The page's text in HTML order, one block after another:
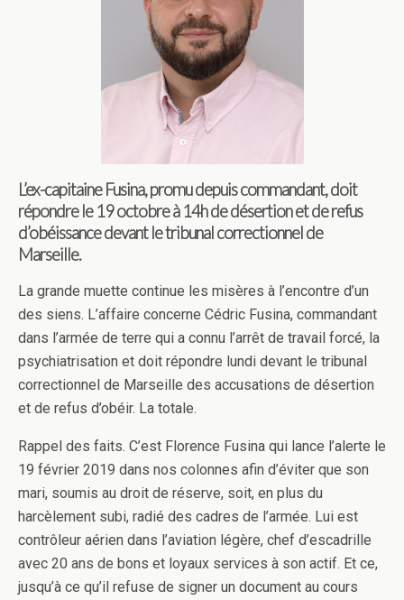
L’ex-capitaine Fusina, promu depuis commandant, doit
répondre le 19 octobre à 14h de désertion et de refus
d’obéissance devant le tribunal correctionnel de
Marseille.
La grande muette continue les misères à l’encontre d’un
des siens. L’affaire concerne Cédric Fusina, commandant
dans l’armée de terre qui a connu l’arrêt de travail forcé, la
psychiatrisation et doit répondre lundi devant le tribunal
correctionnel de Marseille des accusations de désertion
et de refus d’obéir. La totale.
Rappel des faits. C’est Florence Fusina qui lance l’alerte le
19 février 2019 dans nos colonnes afin d’éviter que son
mari, soumis au droit de réserve, soit, en plus du
harcèlement subi, radié des cadres de l’armée. Lui est
contrôleur aérien dans l’aviation légère, chef d’escadrille
avec 20 ans de bons et loyaux services à son actif. Et ce,
jusqu’à ce qu’il refuse de signer un document au cours